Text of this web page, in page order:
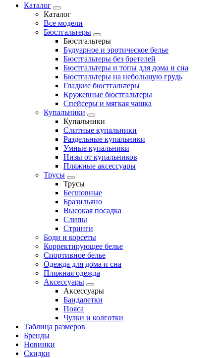
Каталог
Каталог
Все модели
Бюстгальтеры
Бюстгальтеры
Будуарное и эротическое белье
Бюстгальтеры без бретелей
Бюстгальтеры и топы для дома и сна
Бюстгальтеры на небольшую грудь
Гладкие бюстгальтеры
Кружевные бюстгальтеры
Спейсеры и мягкая чашка
Купальники
Купальники
Слитные купальники
Раздельные купальники
Умные купальники
Низы от купальников
Пляжные аксессуары
Трусы
Трусы
Бесшовные
Бразильяно
Высокая посадка
Слипы
Стринги
Боди и корсеты
Корректирующее белье
Спортивное белье
Одежда для дома и сна
Пляжная одежда
Аксессуары
Аксессуары
Бандалетки
Пояса
Чулки и колготки
Таблица размеров
Бренды
Новинки
Скидки